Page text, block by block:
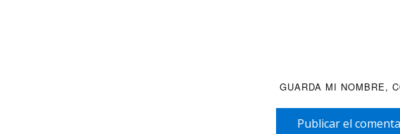
GUARDA MI NOMBRE,
Publicar el